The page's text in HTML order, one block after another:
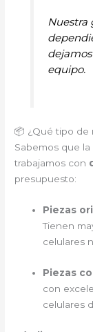
Nuestra
equipo.
📦 ¿Qué tipo de
Sabemos que
trabajamos con
presupuesto:
Piezas
Tienen
celulares
Piezas
con
celulares